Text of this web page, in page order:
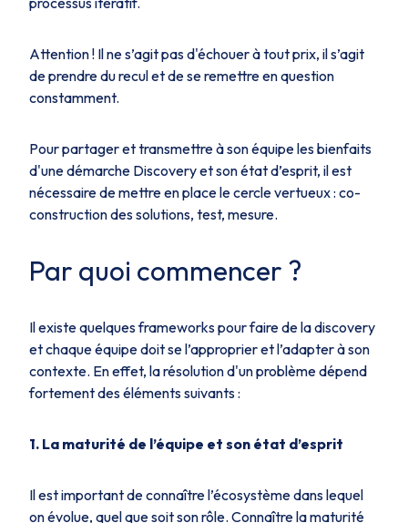
Attention ! Il ne s’agit pas d'échouer à tout prix, il s’agit
de prendre du recul et de se remettre en question
constamment.
Pour partager et transmettre à son équipe les bienfaits
d'une démarche Discovery et son état d’esprit, il est
nécessaire de mettre en place le cercle vertueux : co-
construction des solutions, test, mesure.
Par quoi commencer ?
Il existe quelques frameworks pour faire de la discovery
et chaque équipe doit se l’approprier et l’adapter à son
contexte. En effet, la résolution d'un problème dépend
fortement des éléments suivants :
1. La maturité de l’équipe et son état d’esprit
Il est important de connaître l’écosystème dans lequel
on évolue, quel que soit son rôle. Connaître la maturité